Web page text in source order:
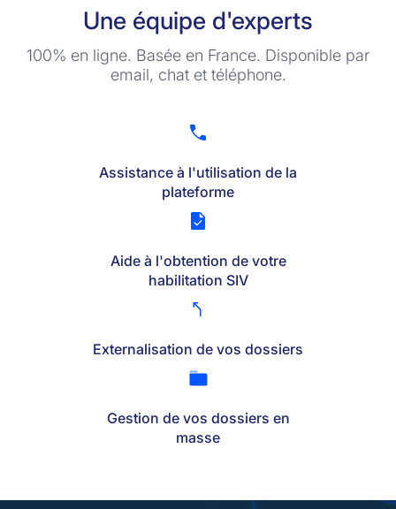
Une équipe d'experts
100% en ligne. Basée en France. Disponible par
email, chat et téléphone.
Assistance à l'utilisation de la
plateforme
Aide à l'obtention de votre
habilitation SIV
Externalisation de vos dossiers
Gestion de vos dossiers en
masse